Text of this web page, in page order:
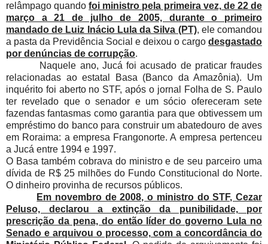
relâmpago quandofoi ministro pela primeira vez, de 22 de
março a 21 de julho de 2005, durante o primeiro
mandado de Luiz Inácio Lula da Silva (PT), ele comandou
a pasta da Previdência Social e deixou o cargo desgastado
por denúncias de corrupção.
Naquele ano, Jucá foi acusado de praticar fraudes
relacionadas ao estatal Basa (Banco da Amazônia). Um
inquérito foi aberto no STF, após o jornal Folha de S. Paulo
ter revelado que o senador e um sócio ofereceram sete
fazendas fantasmas como garantia para que obtivessem um
empréstimo do banco para construir um abatedouro de aves
em Roraima: a empresa Frangonorte. A empresa pertenceu
a Jucá entre 1994 e 1997.
O Basa também cobrava do ministro e de seu parceiro uma
dívida de R$ 25 milhões do Fundo Constitucional do Norte.
O dinheiro provinha de recursos públicos.
Em novembro de 2008, o ministro do STF, Cezar
Peluso, declarou a extinção da punibilidade, por
prescrição da pena, do então líder do governo Lula no
Senado e arquivou o processo, com a concordância do